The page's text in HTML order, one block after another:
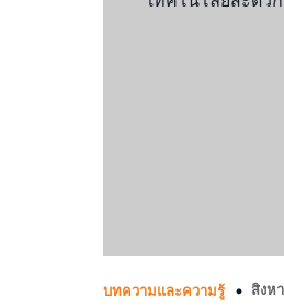
บทความและความรู้ สิงห